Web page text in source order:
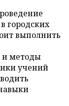
городских
выполнить
и методы
учений